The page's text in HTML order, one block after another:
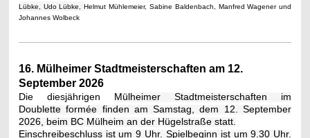
Lübke, Udo Lübke,Helmut Mühlemeier, Sabine Baldenbach, Manfred Wagener und
Johannes Wolbeck
16. Mülheimer Stadtmeisterschaften am 12.
September 2026
Die diesjährigen Mülheimer Stadtmeisterschaften im
Doublette formée finden am Samstag, dem 12. September
2026, beim BC Mülheim an der Hügelstraße statt.
Einschreibeschluss ist um 9 Uhr. Spielbeginn ist um 9.30 Uhr.